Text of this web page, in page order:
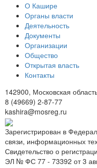
О Кашире
Органы власти
Деятельность
Документы
Организации
Общество
Открытая власть
Контакты
142900, Московская
8 (49669) 2-87-77
kashira@mosreg.ru
Зарегистрирован в
связи, информационных
Свидетельство о
ЭЛ № ФС 77 - 73392 от 3